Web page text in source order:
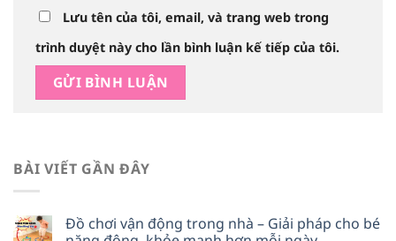
Lưu tên của tôi, email, và trang web trong
trình duyệt này cho lần bình luận kế tiếp của tôi.
BÀI VIẾT GẦN ĐÂY
Đồ chơi vận động trong nhà – Giải pháp cho bé